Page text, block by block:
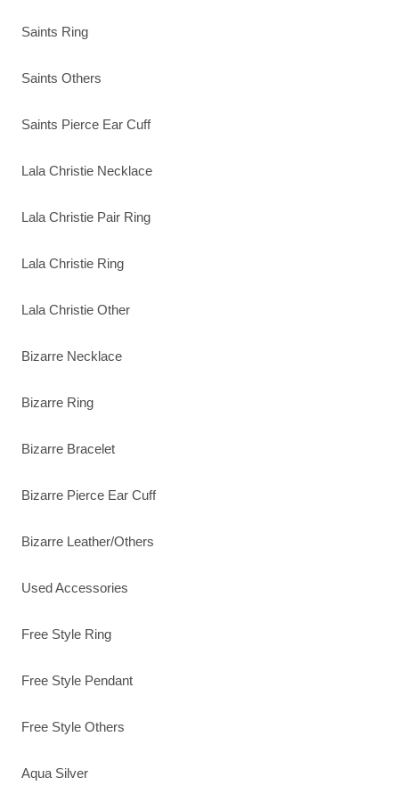
Saints Ring
Saints Others
Saints Pierce Ear Cuff
Lala Christie Necklace
Lala Christie Pair Ring
Lala Christie Ring
Lala Christie Other
Bizarre Necklace
Bizarre Ring
Bizarre Bracelet
Bizarre Pierce Ear Cuff
Bizarre Leather/Others
Used Accessories
Free Style Ring
Free Style Pendant
Free Style Others
Aqua Silver